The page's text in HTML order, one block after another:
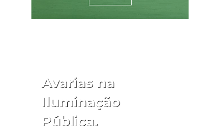
Avarias na
Iluminação
Pública.